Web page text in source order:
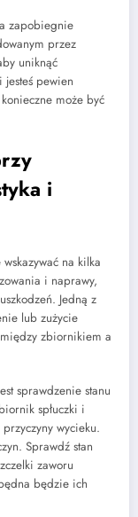
zapobiegnie
przez
uniknąć
jesteś pewien
może być
i
na kilka
i naprawy,
Jedną z
lub zużycie
zbiornikiem a
sprawdzenie stanu
spłuczki i
wycieku.
Sprawdź stan
zaworu
będzie ich